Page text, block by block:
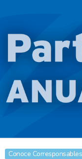
Conoce Corresponsables